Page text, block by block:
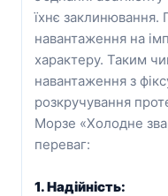
їхнє заклинювання.
навантаження на
характеру. Таким
навантаження з
розкручування
Морзе «Холодне
переваг:
1. Надійність: